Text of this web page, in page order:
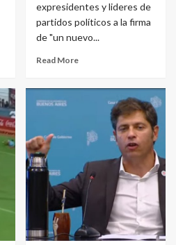
expresidentes y lideres de
partidos políticos a la firma
de "un nuevo...
Read More